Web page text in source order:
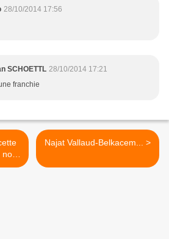
28/10/2014 17:56
SCHOETTL 28/10/2014 17:21
franchie
le
Najat Vallaud-Belkacem... >